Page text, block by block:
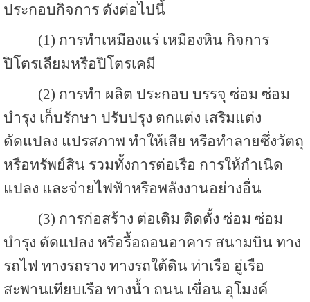
ประกอบกิจการ ดังต่อไปนี้
(1) การทำเหมืองแร่ เหมืองหิน กิจการ
ปิโตรเลียมหรือปิโตรเคมี
(2) การทำ ผลิต ประกอบ บรรจุ ซ่อม ซ่อม
บำรุง เก็บรักษา ปรับปรุง ตกแต่ง เสริมแต่ง
ดัดแปลง แปรสภาพ ทำให้เสีย หรือทำลายซึ่งวัตถุ
หรือทรัพย์สิน รวมทั้งการต่อเรือ การให้กำเนิด
แปลง และจ่ายไฟฟ้าหรือพลังงานอย่างอื่น
(3) การก่อสร้าง ต่อเติม ติดตั้ง ซ่อม ซ่อม
บำรุง ดัดแปลง หรือรื้อถอนอาคาร สนามบิน ทาง
รถไฟ ทางรถราง ทางรถใต้ดิน ท่าเรือ อู่เรือ
สะพานเทียบเรือ ทางน้ำ ถนน เขื่อน อุโมงค์